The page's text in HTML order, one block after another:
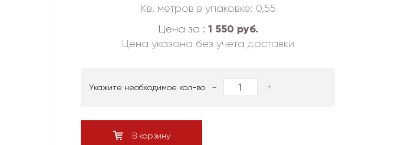
Кв. метров в упаковке: 0,55
Цена за : 1 550 руб.
Цена указана без учёта доставки
Укажите необходимое кол-во - +
В корзину